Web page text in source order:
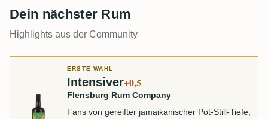
Dein nächster Rum
Highlights aus der Community
ERSTE WAHL
Intensiver+0,5
Flensburg Rum Company
Fans von gereifter jamaikanischer Pot-Still-Tiefe,